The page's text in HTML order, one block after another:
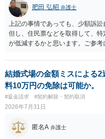
肥田 弘昭 弁護士
上記の事情であっても、少額訴
但し、住民票などを取得して、
が低減するかと思います。ご参考
結婚式場の金額ミスによる
料10万円の免除は可能か。
#返金請求 #契約解除・契約取消
2026年7月31日
匿名A 弁護士